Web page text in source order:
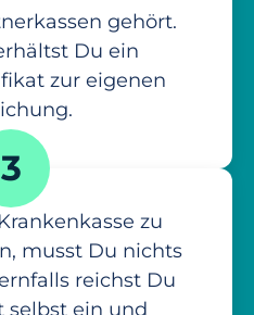
gehört.
Du ein
zur eigenen
3
zu
musst Du nichts
reichst Du
selbst ein und